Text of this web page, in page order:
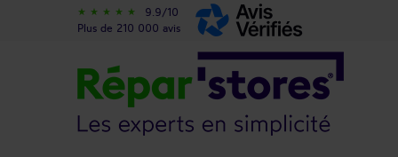
star_rate star_rate star_rate star_rate star_rate
9.9/10
Plus de 210 000 avis